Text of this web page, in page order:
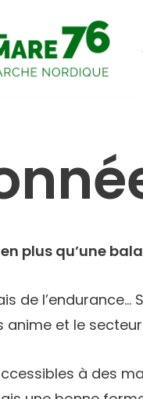
plus qu’une
de
anime et le
à des